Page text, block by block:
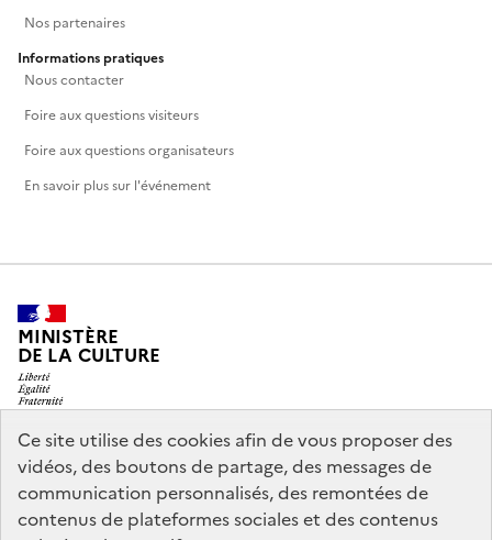
Ce site utilise des cookies afin de vous proposer des
vidéos, des boutons de partage, des messages de
communication personnalisés, des remontées de
contenus de plateformes sociales et des contenus
Nos partenaires
Informations pratiques
Nous contacter
Foire aux questions visiteurs
Foire aux questions organisateurs
En savoir plus sur l'événement
MINISTÈRE
DE LA CULTURE
legifrance.gouv.fr
info.gouv.fr
service-public.gouv.fr
data.gouv.fr